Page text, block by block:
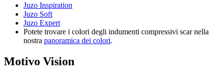
Juzo Inspiration
Juzo Soft
Juzo Expert
Potete trovare i colori degli indumenti compressivi scar nella
nostra panoramica dei colori.
Motivo Vision